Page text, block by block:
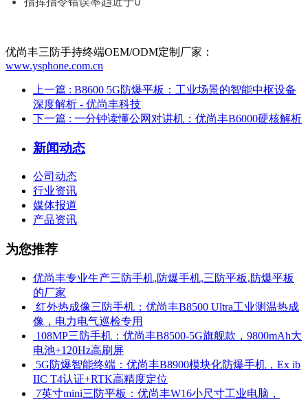
优尚丰三防手持终端OEM/ODM定制厂家：
www.ysphone.com.cn
上一篇 : B8600 5G防爆平板：工业场景的智能中枢设备
深度解析 - 优尚丰科技
下一篇 : 一分钟读懂公网对讲机：优尚丰B6000硬核解析
新闻动态
公司动态
行业资讯
媒体报道
产品资讯
为您推荐
优尚丰专业生产三防手机,防爆手机,三防平板,防爆平板
的厂家
​ 红外热成像三防手机：优尚丰B8500 Ultra工业测温热成
像，电力电气巡检专用
​ 108MP三防手机：优尚丰B8500-5G旗舰款，9800mAh大
电池+120Hz高刷屏
​ 5G防爆智能终端：优尚丰B8900模块化防爆手机，Ex ib
IIC T4认证+RTK高精度定位
​ 7英寸mini三防平板：优尚丰W16小尺寸工业电脑，